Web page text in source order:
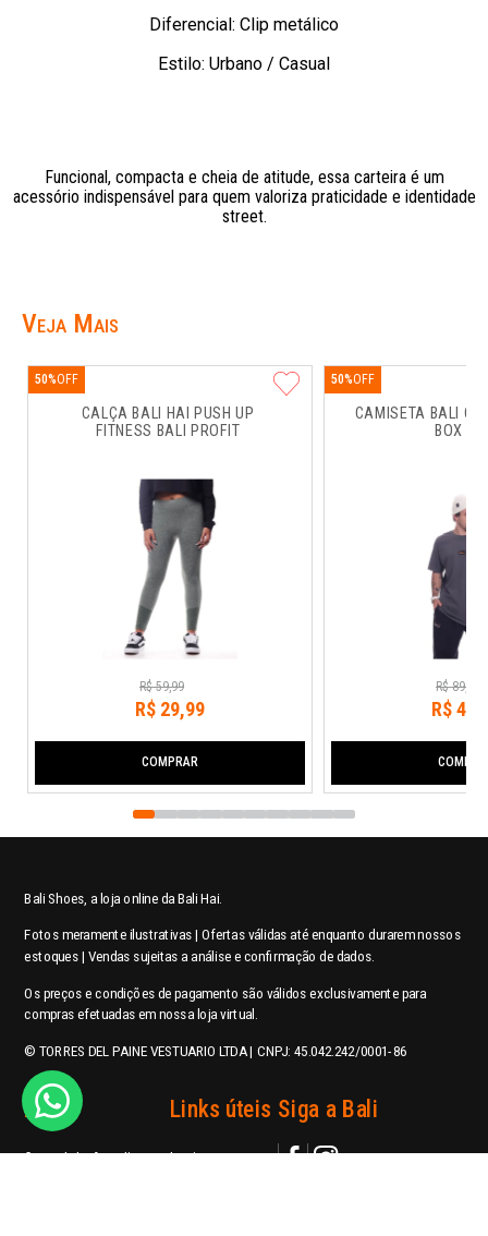
Diferencial: Clip metálico
Estilo: Urbano / Casual
Funcional, compacta e cheia de atitude, essa carteira é um
acessório indispensável para quem valoriza praticidade e identidade
street.
Veja Mais
CALÇA BALI HAI PUSH UP
FITNESS BALI PROFIT
50%
R$ 59,99
R$ 29,99
COMPRAR
CAMISETA BALI
BOX
50%
R$ 89,
R$44
Bali Shoes, a loja online da Bali Hai.
Fotos meramente ilustrativas | Ofertas válidas até enquanto durarem nossos
estoques | Vendas sujeitas a análise e confirmação de dados.
Os preços e condições de pagamento são válidos exclusivamente para
compras efetuadas em nossa loja virtual.
© TORRES DEL PAINE VESTUARIO LTDA | CNPJ: 45.042.242/0001-86
Ajuda
Central de Atendimento
Links úteis
Login
Siga a Bali